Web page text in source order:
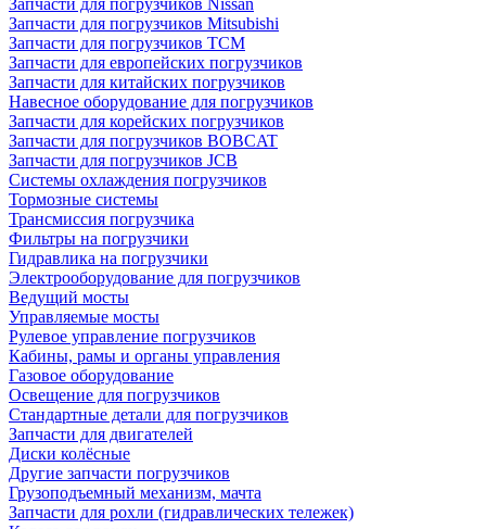
Запчасти для погрузчиков Nissan
Запчасти для погрузчиков Mitsubishi
Запчасти для погрузчиков TCM
Запчасти для европейских погрузчиков
Запчасти для китайских погрузчиков
Навесное оборудование для погрузчиков
Запчасти для корейских погрузчиков
Запчасти для погрузчиков BOBCAT
Запчасти для погрузчиков JCB
Системы охлаждения погрузчиков
Тормозные системы
Трансмиссия погрузчика
Фильтры на погрузчики
Гидравлика на погрузчики
Электрооборудование для погрузчиков
Ведущий мосты
Управляемые мосты
Рулевое управление погрузчиков
Кабины, рамы и органы управления
Газовое оборудование
Освещение для погрузчиков
Стандартные детали для погрузчиков
Запчасти для двигателей
Диски колёсные
Другие запчасти погрузчиков
Грузоподъемный механизм, мачта
Запчасти для рохли (гидравлических тележек)